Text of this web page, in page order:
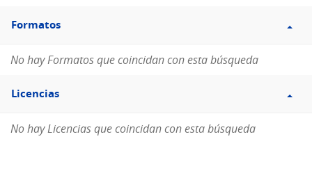
Filtro
Formatos
Formatos
No hay Formatos que coincidan con esta búsqueda
Filtro
Licencias
Licencias
No hay Licencias que coincidan con esta búsqueda